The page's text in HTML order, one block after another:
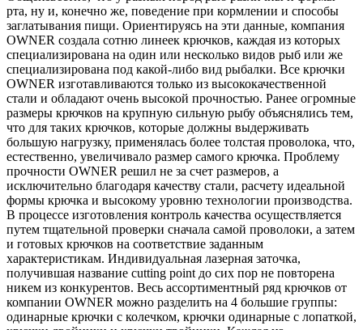
рта, ну и, конечно же, поведение при кормлении и способы
заглатывания пищи. Ориентируясь на эти данные, компания
OWNER создала сотню линеек крючков, каждая из которых
специализирована на один или несколько видов рыб или же
специализирована под какой-либо вид рыбалки. Все крючки
OWNER изготавливаются только из высококачественной
стали и обладают очень высокой прочностью. Ранее огромные
размеры крючков на крупную сильную рыбу объяснялись тем,
что для таких крючков, которые должны выдерживать
большую нагрузку, применялась более толстая проволока, что,
естественно, увеличивало размер самого крючка. Проблему
прочности OWNER решил не за счет размеров, а
исключительно благодаря качеству стали, расчету идеальной
формы крючка и высокому уровню технологии производства.
В процессе изготовления контроль качества осуществляется
путем тщательной проверки сначала самой проволоки, а затем
и готовых крючков на соответствие заданным
характеристикам. Индивидуальная лазерная заточка,
получившая название cutting point до сих пор не повторена
никем из конкурентов. Весь ассортиментный ряд крючков от
компании OWNER можно разделить на 4 большие группы:
одинарные крючки с колечком, крючки одинарные с лопаткой,